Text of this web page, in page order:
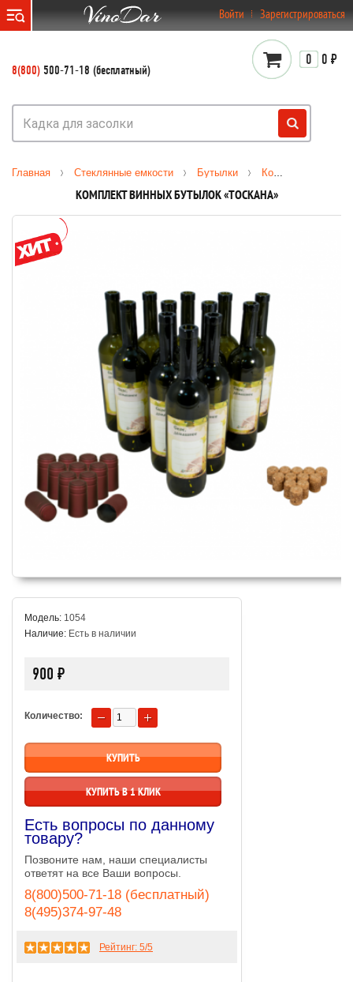
Войти Зарегистрироваться
8(800) 500-71-18 (бесплатный)
0 0 ₽
Главная Стеклянные емкости Бутылки Комплект винных бутылок «Тоскана»
КОМПЛЕКТ ВИННЫХ БУТЫЛОК «ТОСКАНА»
Модель: 1054
Наличие: Есть в наличии
900 ₽
Количество:
КУПИТЬ В 1 КЛИК
Есть вопросы по данному
товару?
Позвоните нам, наши специалисты
ответят на все Ваши вопросы.
8(800)500-71-18 (бесплатный)
8(495)374-97-48
Рейтинг: 5/5